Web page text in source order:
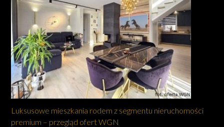
Luksusowe mieszkania rodem z segmentu nieruchomości
premium – przegląd ofert WGN